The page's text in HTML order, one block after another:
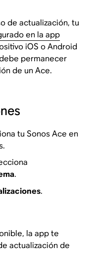
de actualización, tu
en la app
iOS o Android
permanecer
de un Ace.
tu Sonos Ace en
.
.
la app te
actualización de